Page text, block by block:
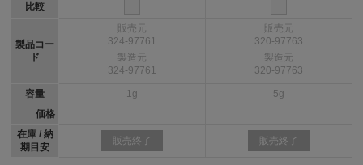
比較
製品コー
ド
容量
価格
在庫 / 納
期目安
販売元
324-97761
製造元
324-97761
1g
販売終了
販売元
320-97763
製造元
320-97763
5g
販売終了